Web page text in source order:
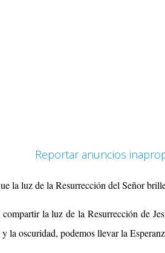
Reportar anuncios
la luz de la Resurrección del Señor
la luz de la Resurrección de
la oscuridad, podemos llevar la